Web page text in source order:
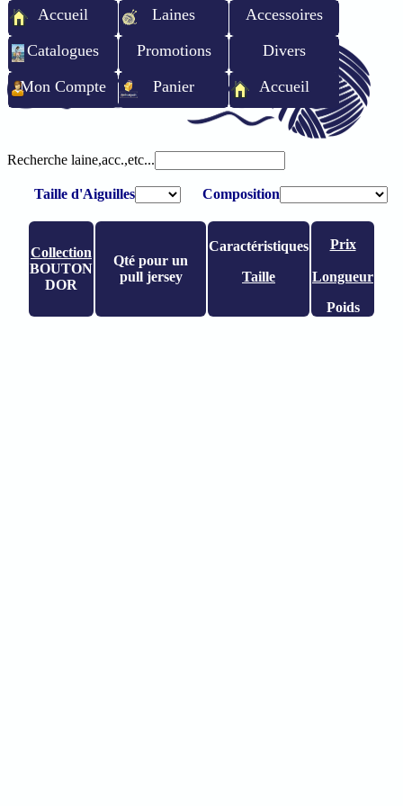
Accueil Laines
Accessoires
Catalogues
Promotions
Divers
Mon Compte
Panier Accueil
Recherche laine,acc.,etc...
Taille d'Aiguilles Composition
Collection
BOUTON
DOR
Qté pour un
pull jersey
Caractéristiques
Taille
Prix
Longueur
Poids